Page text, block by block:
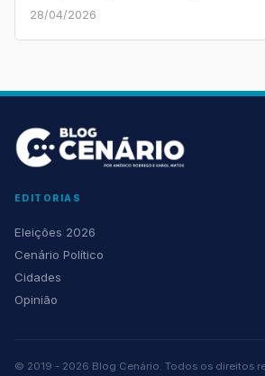
28/04/2026
EDITORIAS
Eleições 2026
Cenário Político
Cidades
Opinião
© 2019 - 2026 Blog Cenário. Todos os direitos